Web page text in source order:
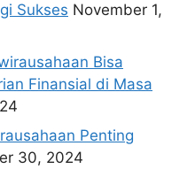
Sukses November 1,
Bisa
Finansial di Masa
Penting
30, 2024